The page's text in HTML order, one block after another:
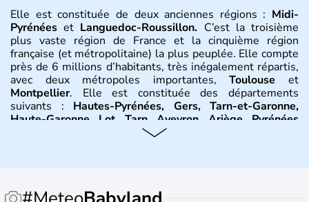
Elle est constituée de deux anciennes régions : Midi-
Pyrénées et Languedoc-Roussillon. C’est la troisième
plus vaste région de France et la cinquième région
française (et métropolitaine) la plus peuplée. Elle compte
près de 6 millions d’habitants, très inégalement répartis,
avec deux métropoles importantes,Toulouse et
Montpellier. Elle est constituée des départements
suivants : Hautes-Pyrénées, Gers, Tarn-et-Garonne,
Haute-Garonne, Lot, Tarn, Aveyron, Ariège, Pyrénées
orientales, Aude, Hérault, Gard, Lozère
montagnarde au nord et au sud et océanique à l’ouest.